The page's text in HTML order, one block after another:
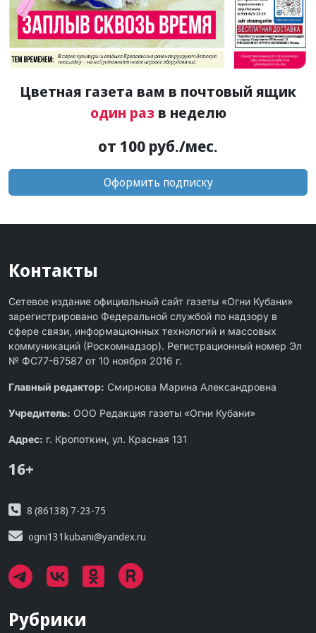
Цветная газета вам в почтовый ящик
один разв неделю
от 100 руб./мес.
Оформить подписку
Контакты
Сетевое издание официальный сайт газеты «Огни Кубани»
зарегистрировано Федеральной службой по надзору в
сфере связи, информационных технологий и массовых
коммуникаций (Роскомнадзор). Регистрационный номер Эл
№ ФС77-67587 от 10 ноября 2016 г.
Главный редактор: Смирнова Марина Александровна
Учредитель: ООО Редакция газеты «Огни Кубани»
Адрес: г. Кропоткин, ул. Красная 131
16+
8 (86138) 7-23-75
ogni131kubani@yandex.ru
Рубрики